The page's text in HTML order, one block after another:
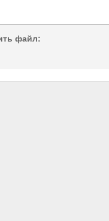
файл: